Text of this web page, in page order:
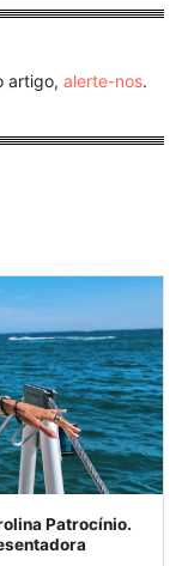
artigo, alerte-nos.
Patrocínio.